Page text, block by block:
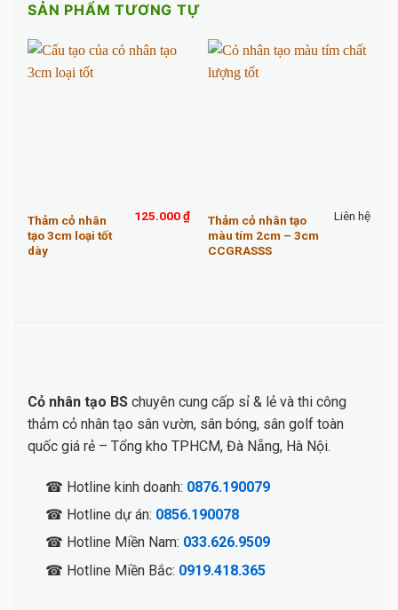
SẢN PHẨM TƯƠNG TỰ
Thảm cỏ nhân
tạo 3cm loại tốt
dày
125.000₫
Thảm cỏ nhân tạo
màu tím 2cm – 3cm
CCGRASSS
Liên hệ
Cỏ nhân tạo BS chuyên cung cấp sỉ & lẻ và thi công
thảm cỏ nhân tạo sân vườn, sân bóng, sân golf toàn
quốc giá rẻ – Tổng kho TPHCM, Đà Nẵng, Hà Nội.
☎ Hotline kinh doanh: 0876.190079
☎ Hotline dự án: 0856.190078
☎ Hotline Miền Nam: 033.626.9509
☎ Hotline Miền Bắc: 0919.418.365